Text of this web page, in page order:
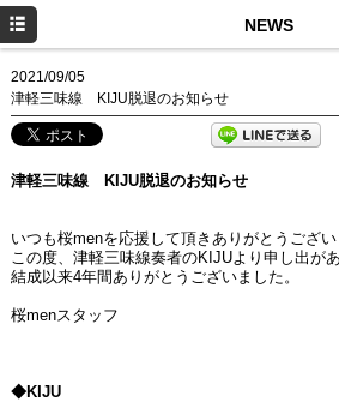
NEWS
2021/09/05
津軽三味線 KIJU脱退のお知らせ
津軽三味線 KIJU脱退のお知らせ
いつも桜menを応援して頂きありがとうござい
この度、津軽三味線奏者のKIJUより申し出が
結成以来4年間ありがとうございました。
桜menスタッフ
◆KIJU
NEWS
PROFILE
お仕事のご依頼